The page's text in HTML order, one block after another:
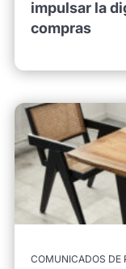
impulsar la
compras
COMUNICADOS DE